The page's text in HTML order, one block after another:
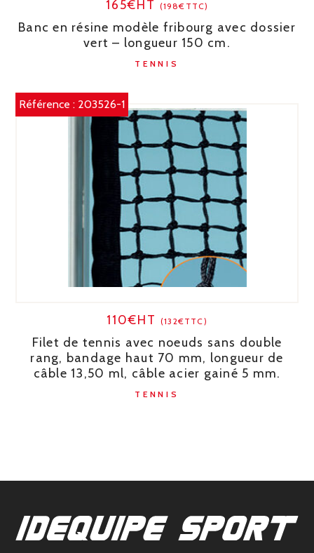
165€HT (198€TTC)
Banc en résine modèle fribourg avec dossier
vert – longueur 150 cm.
TENNIS
Référence : 203526-1
110€HT(132€TTC)
Filet de tennis avec noeuds sans double
rang, bandage haut 70 mm, longueur de
câble 13,50 ml, câble acier gainé 5 mm.
TENNIS